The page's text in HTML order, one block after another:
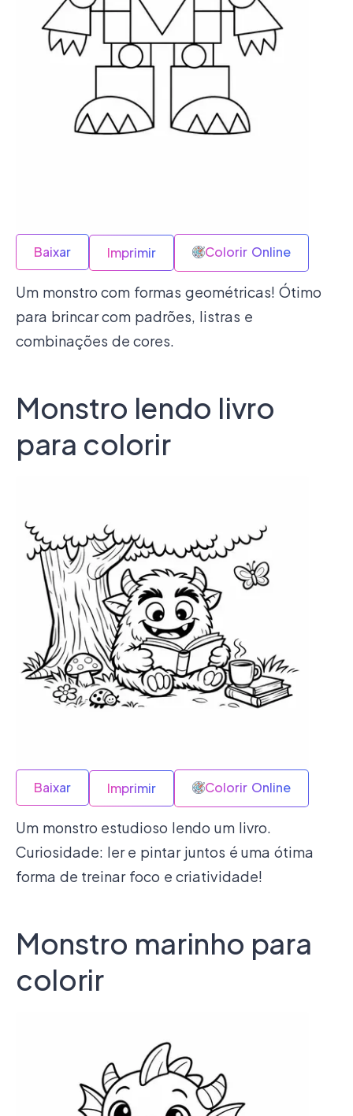
Baixar Imprimir Colorir Online
Um monstro com formas geométricas! Ótimo
para brincar com padrões, listras e
combinações de cores.
Monstro lendo livro
para colorir
Baixar Imprimir Colorir Online
Um monstro estudioso lendo um livro.
Curiosidade: ler e pintar juntos é uma ótima
forma de treinar foco e criatividade!
Monstro marinho para
colorir